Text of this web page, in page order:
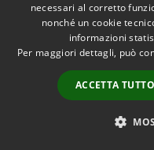
Prenotazione
Segnalazione
Leggi le FAQ
Richiesta assistenza
necessari al corretto
nonché un cookie
informazioni
Per maggiori dettagli, può
ACCETTA TUTTO